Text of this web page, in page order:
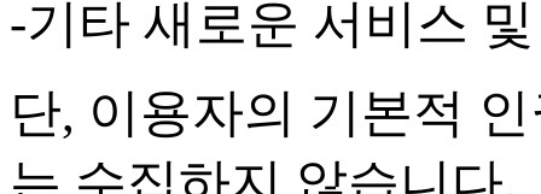
-기타 새로운 서비스
단, 이용자의 기본적
는 수집하지 않습니다.